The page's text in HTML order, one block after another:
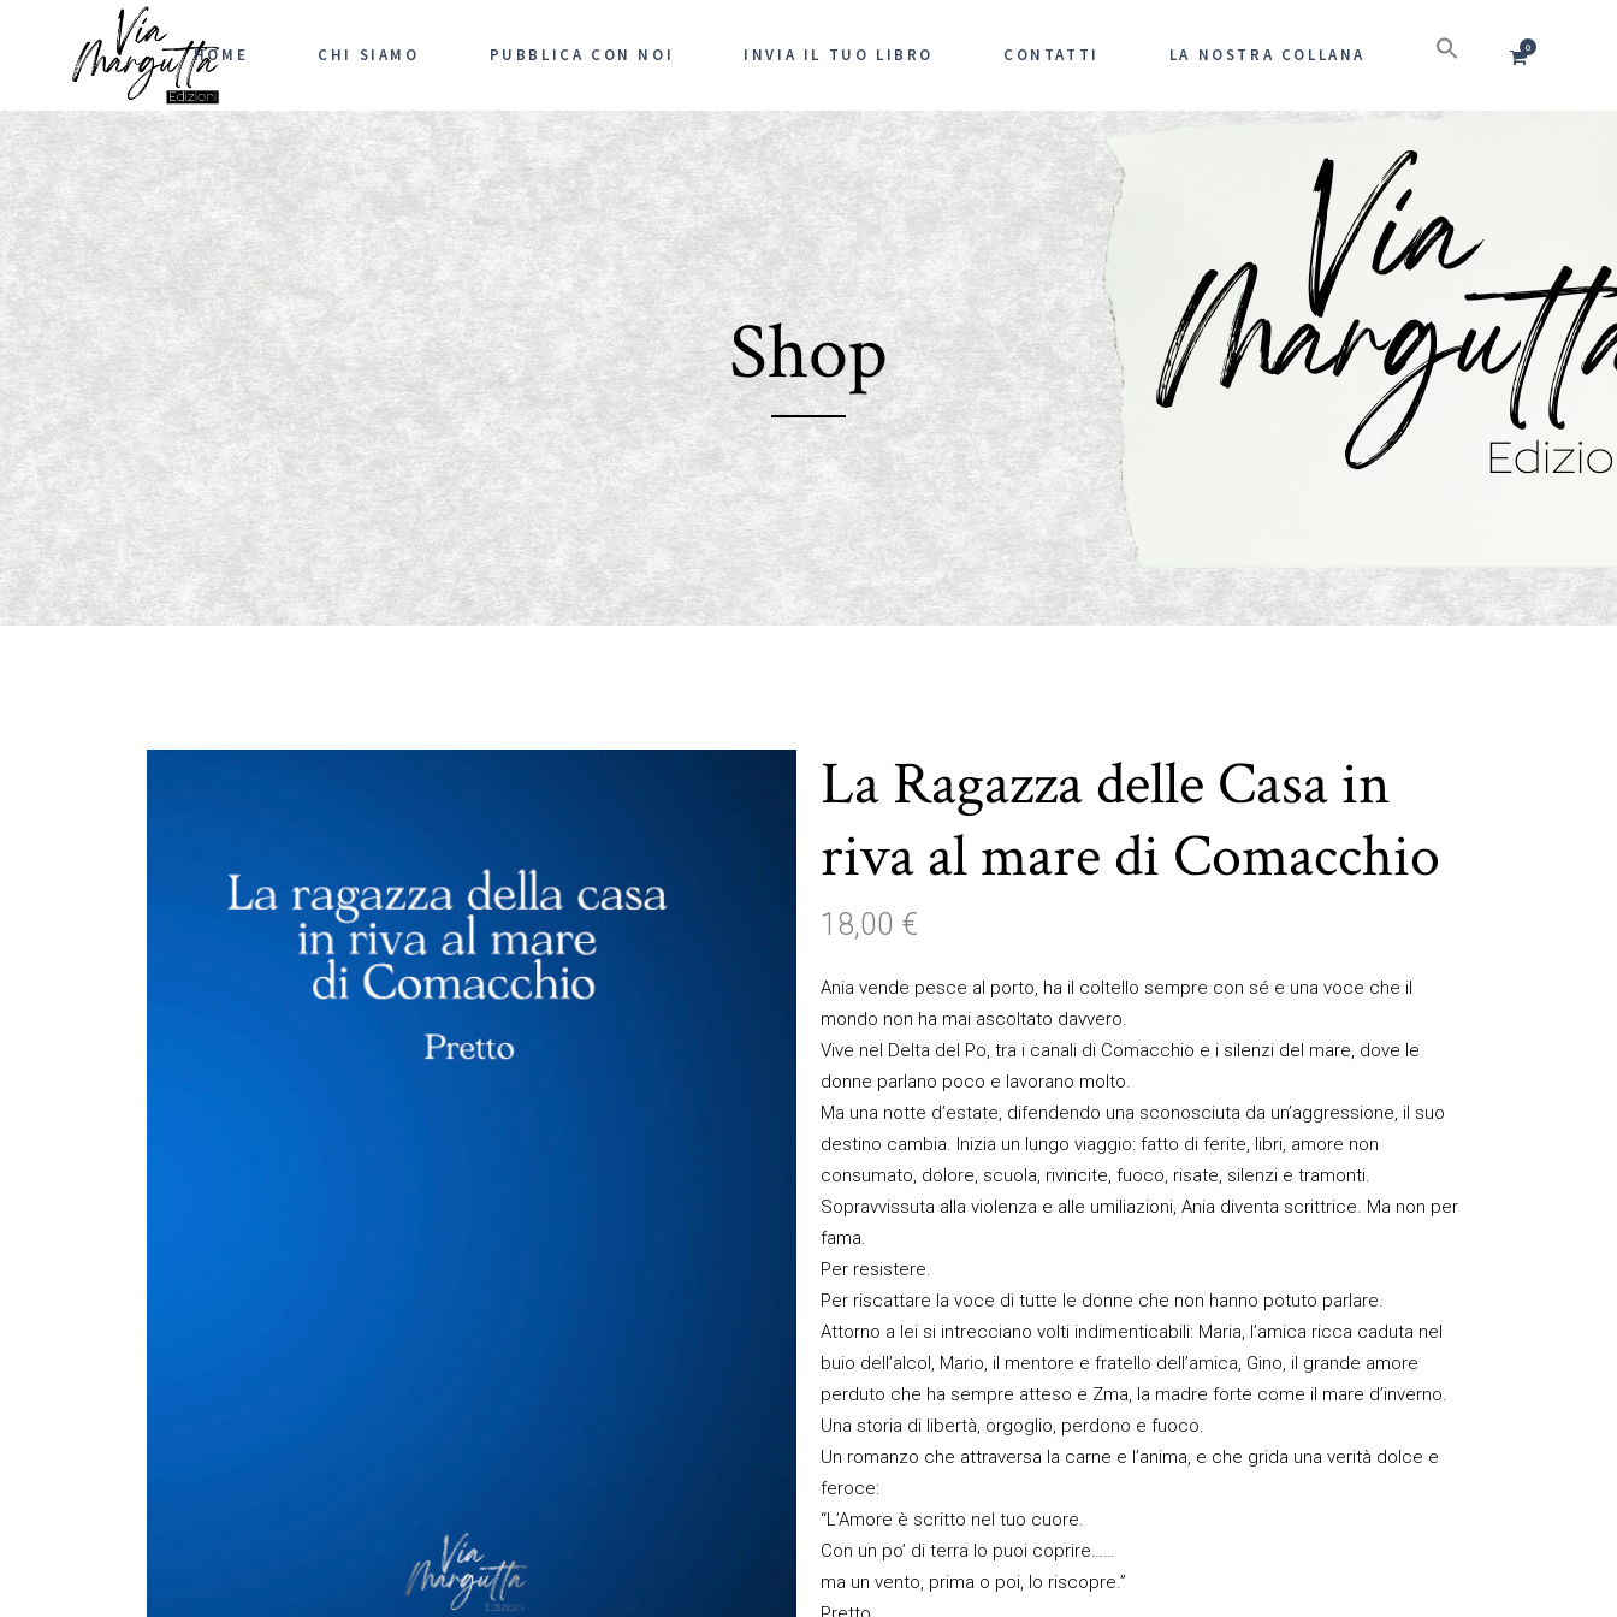
0
HOME CHI SIAMO PUBBLICA CON NOI INVIA IL TUO LIBRO CONTATTI LA NOSTRA COLLANA
Shop
La Ragazza delle Casa in
riva al mare di Comacchio
18,00 €
Ania vende pesce al porto, ha il coltello sempre con sé e una voce che il
mondo non ha mai ascoltato davvero.
Vive nel Delta del Po, tra i canali di Comacchio e i silenzi del mare, dove le
donne parlano poco e lavorano molto.
Ma una notte d’estate, difendendo una sconosciuta da un’aggressione, il suo
destino cambia. Inizia un lungo viaggio: fatto di ferite, libri, amore non
consumato, dolore, scuola, rivincite, fuoco, risate, silenzi e tramonti.
Sopravvissuta alla violenza e alle umiliazioni, Ania diventa scrittrice. Ma non per
fama.
Per resistere.
Per riscattare la voce di tutte le donne che non hanno potuto parlare.
Attorno a lei si intrecciano volti indimenticabili: Maria, l’amica ricca caduta nel
buio dell’alcol, Mario, il mentore e fratello dell’amica, Gino, il grande amore
perduto che ha sempre atteso e Zma, la madre forte come il mare d’inverno.
Una storia di libertà, orgoglio, perdono e fuoco.
Un romanzo che attraversa la carne e l’anima, e che grida una verità dolce e
feroce:
“L’Amore è scritto nel tuo cuore.
Con un po’ di terra lo puoi coprire……
ma un vento, prima o poi, lo riscopre.”